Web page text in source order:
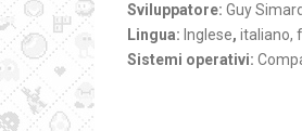
Sviluppatore: Guy
Lingua: Inglese, italiano,
Sistemi operativi: